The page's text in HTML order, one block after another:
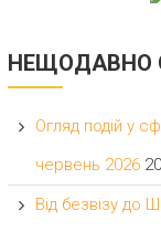
НЕЩОДАВНО
Огляд подій у
червень 2026
Від безвізу до